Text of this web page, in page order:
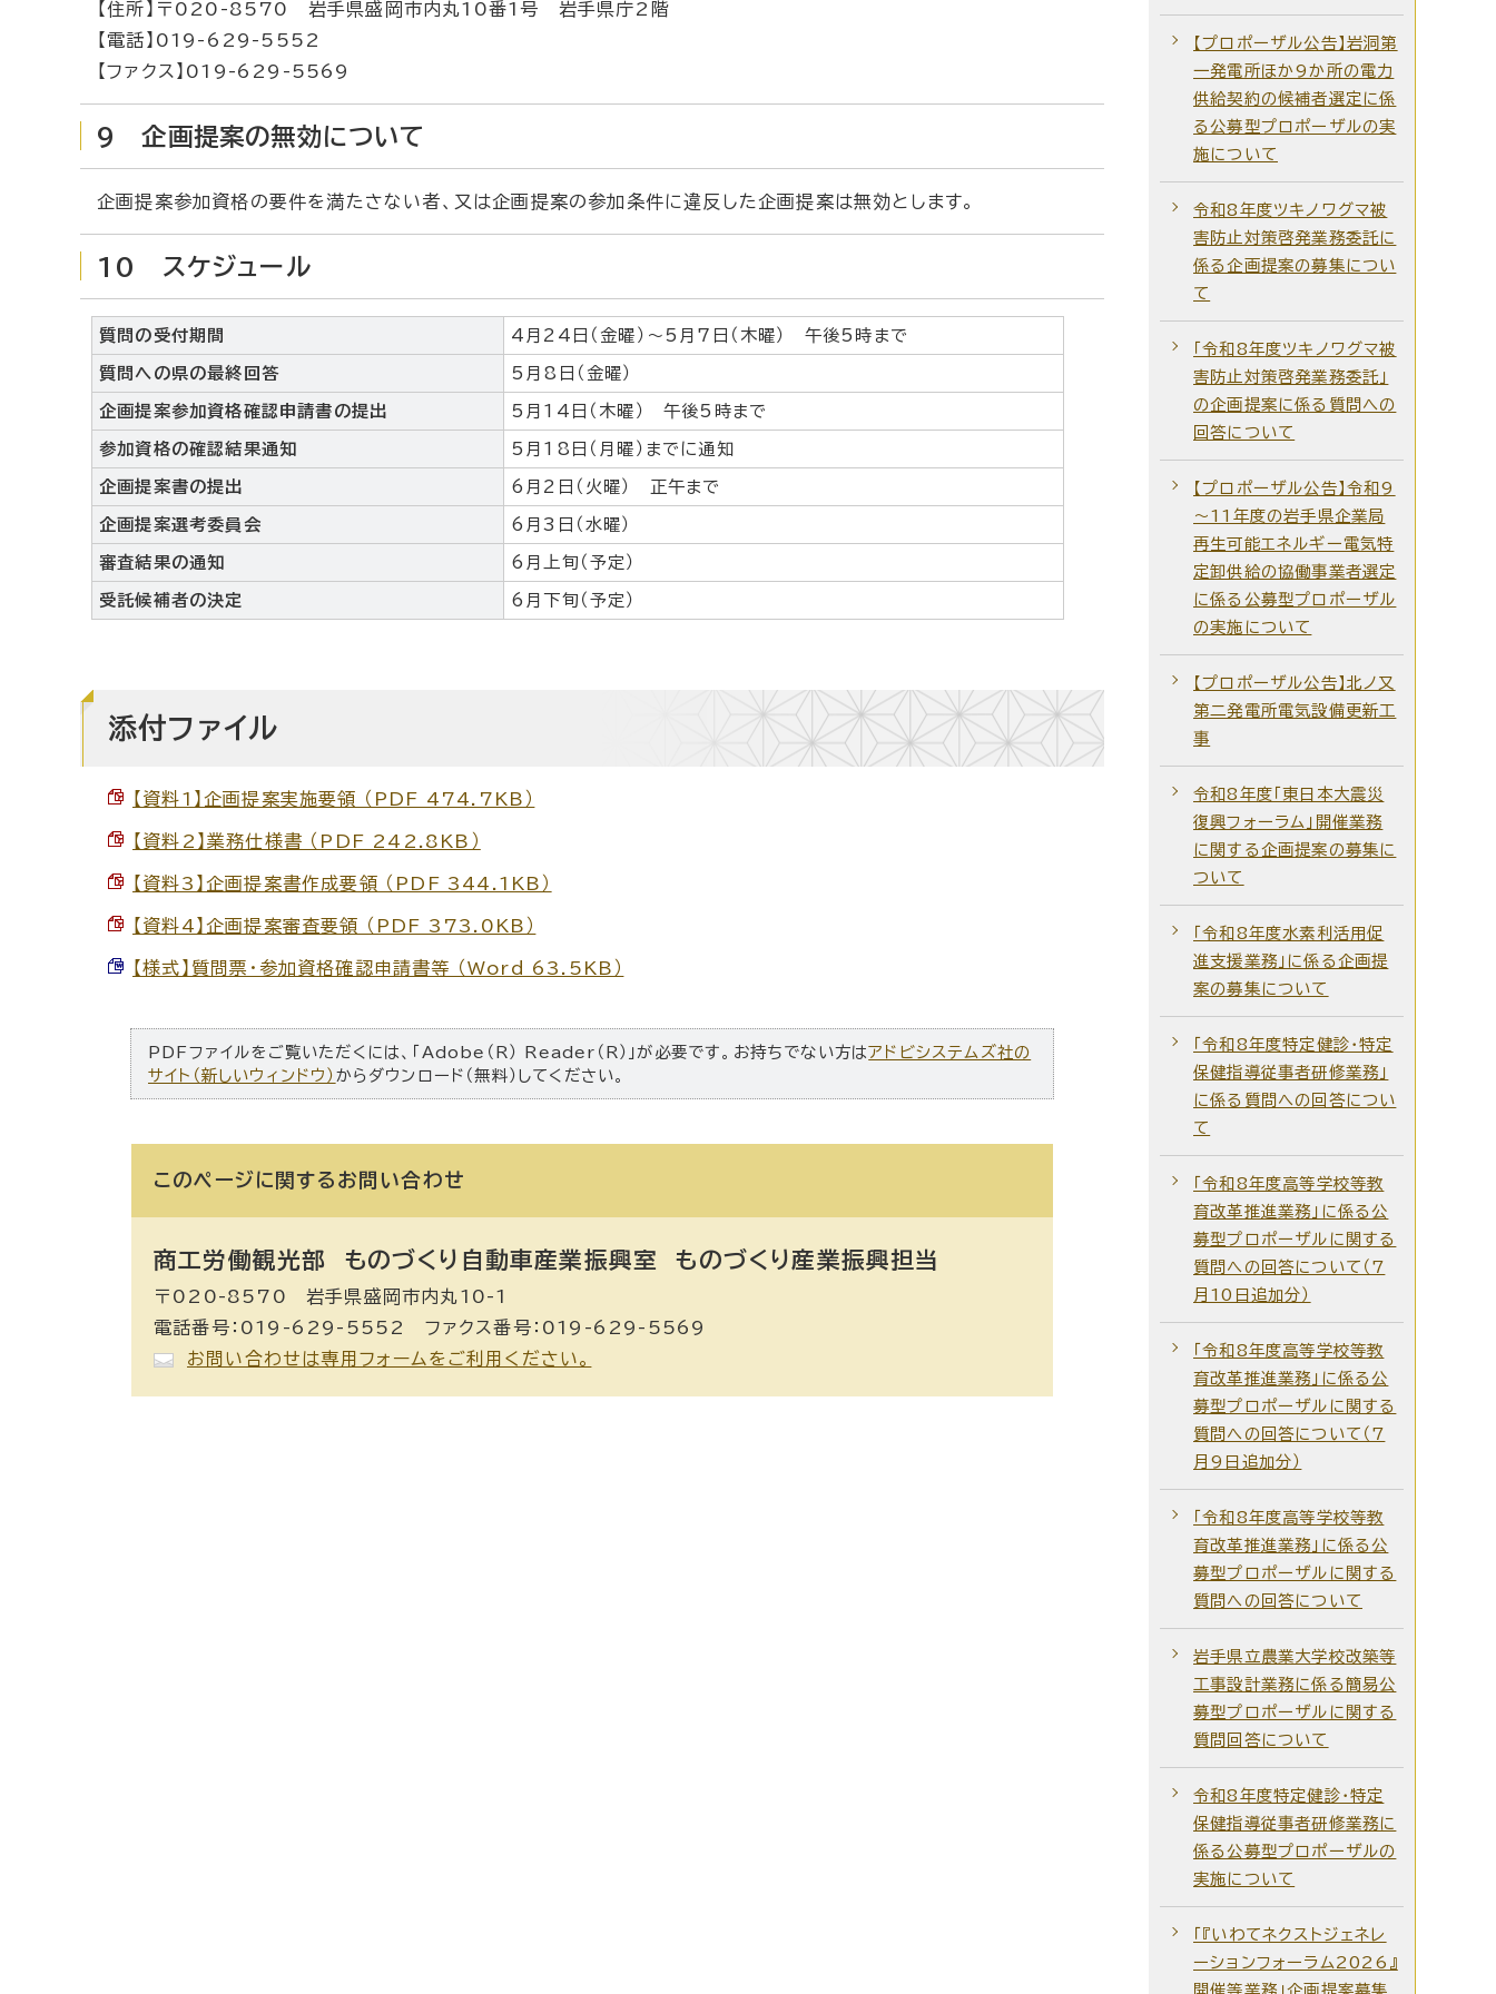
【住所】〒020-8570 岩手県盛岡市内丸10番1号 岩手県庁2階
【電話】019-629-5552
【ファクス】019-629-5569
9 企画提案の無効について
企画提案参加資格の要件を満たさない者、又は企画提案の参加条件に違反した企画提案は無効とします。
10 スケジュール
質問の受付期間 4月24日（金曜）～5月7日（木曜） 午後5時まで
質問への県の最終回答 5月8日（金曜）
企画提案参加資格確認申請書の提出 5月14日（木曜） 午後5時まで
参加資格の確認結果通知 5月18日（月曜）までに通知
企画提案書の提出 6月2日（火曜） 正午まで
企画提案選考委員会 6月3日（水曜）
審査結果の通知 6月上旬（予定）
受託候補者の決定 6月下旬（予定）
添付ファイル
【資料1】企画提案実施要領 （PDF 474.7KB）
【資料2】業務仕様書 （PDF 242.8KB）
【資料3】企画提案書作成要領 （PDF 344.1KB）
【資料4】企画提案審査要領 （PDF 373.0KB）
【様式】質問票・参加資格確認申請書等 （Word 63.5KB）
PDFファイルをご覧いただくには、「Adobe（R） Reader（R）」が必要です。お持ちでない方はアドビシステムズ社の
サイト（新しいウィンドウ） からダウンロード（無料）してください。
このページに関する お問い合わせ
商工労働観光部 ものづくり自動車産業振興室 ものづくり産業振興担当
〒020-8570 岩手県盛岡市内丸10-1
電話番号：019-629-5552 ファクス番号：019-629-5569
お問い合わせは専用フォームをご利用ください。
【プロポーザル公告】岩洞第
一発電所ほか9か所の電力
供給契約の候補者選定に係
る公募型プロポーザルの実
施について
令和8年度ツキノワグマ被
害防止対策啓発業務委託に
係る企画提案の募集につい
て
「令和8年度ツキノワグマ被
害防止対策啓発業務委託」
の企画提案に係る質問への
回答について
【プロポーザル公告】令和9
～11年度の岩手県企業局
再生可能エネルギー電気特
定卸供給の協働事業者選定
に係る公募型プロポーザル
の実施について
【プロポーザル公告】北ノ又
第二発電所電気設備更新工
事
令和8年度「東日本大震災
復興フォーラム」開催業務
に関する企画提案の募集に
ついて
「令和8年度水素利活用促
進支援業務」に係る企画提
案の募集について
「令和8年度特定健診・特定
保健指導従事者研修業務」
に係る質問への回答につい
て
「令和8年度高等学校等教
育改革推進業務」に係る公
募型プロポーザルに関する
質問への回答について（7
月10日追加分）
「令和8年度高等学校等教
育改革推進業務」に係る公
募型プロポーザルに関する
質問への回答について（7
月9日追加分）
「令和8年度高等学校等教
育改革推進業務」に係る公
募型プロポーザルに関する
質問への回答について
岩手県立農業大学校改築等
工事設計業務に係る簡易公
募型プロポーザルに関する
質問回答について
令和8年度特定健診・特定
保健指導従事者研修業務に
係る公募型プロポーザルの
実施について
「『いわてネクストジェネレ
ーションフォーラム2026』
開催等業務」企画提案募集